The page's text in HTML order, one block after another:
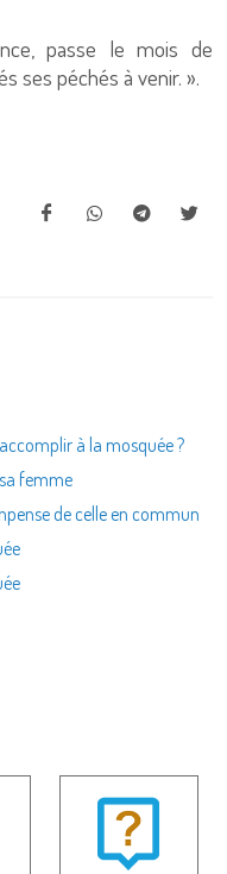
passe le mois de
ses péchés à venir. ».
à la mosquée ?
femme
de celle en commun